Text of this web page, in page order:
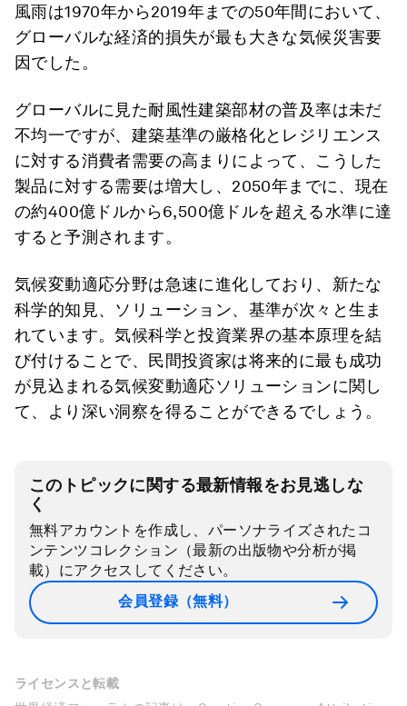
風雨は1970年から2019年までの50年間において、
グローバルな経済的損失が最も大きな気候災害要
因でした。
グローバルに見た耐風性建築部材の普及率は未だ
不均一ですが、建築基準の厳格化とレジリエンス
に対する消費者需要の高まりによって、こうした
製品に対する需要は増大し、2050年までに、現在
の約400億ドルから6,500億ドルを超える水準に達
すると予測されます。
気候変動適応分野は急速に進化しており、新たな
科学的知見、ソリューション、基準が次々と生ま
れています。気候科学と投資業界の基本原理を結
び付けることで、民間投資家は将来的に最も成功
が見込まれる気候変動適応ソリューションに関し
て、より深い洞察を得ることができるでしょう。
このトピックに関する最新情報をお見逃しな
く
無料アカウントを作成し、パーソナライズされたコ
ンテンツコレクション（最新の出版物や分析が掲
載）にアクセスしてください。
会員登録（無料）
ライセンスと転載